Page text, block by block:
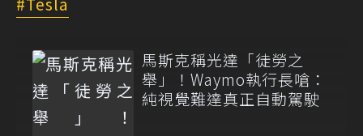
馬斯克稱光達「徒勞之
舉」！Waymo執行長嗆：
純視覺難達真正自動駕駛